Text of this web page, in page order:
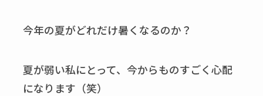
今年の夏がどれだけ暑くなるのか？
夏が弱い私にとって、今からものすごく心配
になります（笑）